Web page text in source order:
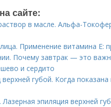
сайте:
в масле. Альфа-
Применение витамина E:
Почему завтрак — это
и сердито
губой. Когда показана
эпиляция верхней